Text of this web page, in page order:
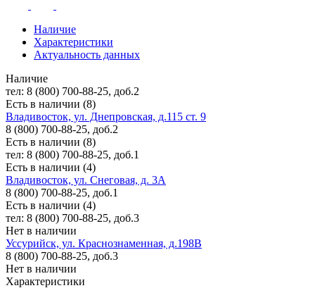
Наличие
Характеристики
Актуальность данных
Наличие
тел: 8 (800) 700-88-25, доб.2
Есть в наличии (8)
Владивосток, ул. Днепровская, д.115 ст. 9
8 (800) 700-88-25, доб.2
Есть в наличии (8)
тел: 8 (800) 700-88-25, доб.1
Есть в наличии (4)
Владивосток, ул. Снеговая, д. 3А
8 (800) 700-88-25, доб.1
Есть в наличии (4)
тел: 8 (800) 700-88-25, доб.3
Нет в наличии
Уссурийск, ул. Краснознаменная, д.198В
8 (800) 700-88-25, доб.3
Нет в наличии
Характеристики